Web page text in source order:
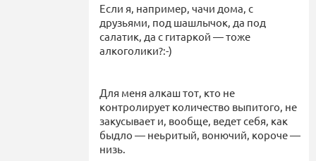
Если я, например, чачи дома, с
друзьями, под шашлычок, да под
салатик, да с гитаркой — тоже
алкоголики?:-)
Для меня алкаш тот, кто не
контролирует количество выпитого, не
закусывает и, вообще, ведет себя, как
быдло — неьритый, вонючий, короче —
низь.